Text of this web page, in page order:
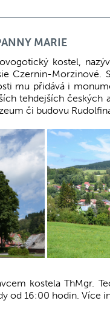
MARIE
kostel,
Czernin-Morzinové.
mu přidává i
tehdejších českých
či budovu
kostela ThMgr.
od 16:00 hodin. Více